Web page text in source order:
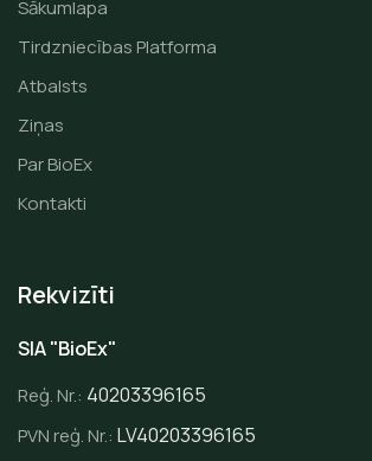
Sākumlapa
Tirdzniecības Platforma
Atbalsts
Ziņas
Par BioEx
Kontakti
Rekvizīti
SIA "BioEx"
Reģ. Nr.: 40203396165
PVN reģ. Nr.: LV40203396165